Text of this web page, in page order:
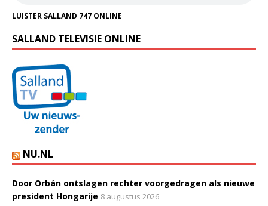
LUISTER SALLAND 747 ONLINE
SALLAND TELEVISIE ONLINE
NU.NL
Door Orbán ontslagen rechter voorgedragen als nieuwe
president Hongarije 8 augustus 2026